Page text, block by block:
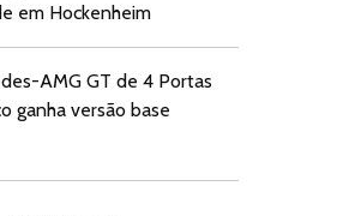
em Hockenheim
AMG GT de 4 Portas
ganha versão base